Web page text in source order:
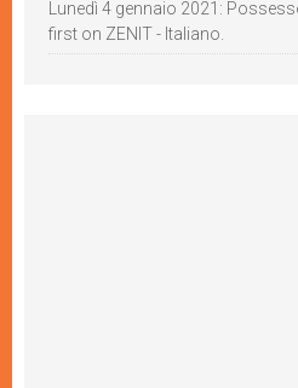
Lunedì 4 gennaio 2021:
first on ZENIT - Italiano.